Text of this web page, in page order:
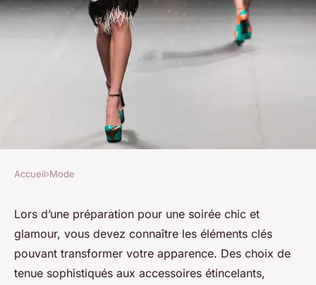
Quels sont les éléments clés
pour créer un look de soirée
chic et glamour ?
Accueil›Mode
Lors d’une préparation pour une soirée chic et
glamour, vous devez connaître les éléments clés
pouvant transformer votre apparence. Des choix de
tenue sophistiqués aux accessoires étincelants,